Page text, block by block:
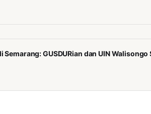
GUSDURian dan UIN